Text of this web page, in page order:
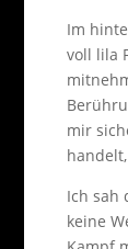
Im
voll lila
mir
Ich sah
keine